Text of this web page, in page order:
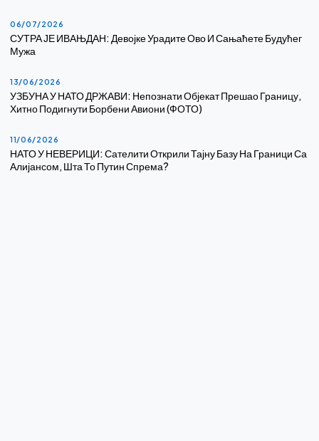
06/07/2026
СУТРА ЈЕ ИВАЊДАН: Девојке Урадите Ово И Сањаћете Будућег
Мужа
13/06/2026
УЗБУНА У НАТО ДРЖАВИ: Непознати Објекат Прешао Границу,
Хитно Подигнути Борбени Авиони (ФОТО)
11/06/2026
НАТО У НЕВЕРИЦИ: Сателити Открили Тајну Базу На Граници Са
Алијансом, Шта То Путин Спрема?